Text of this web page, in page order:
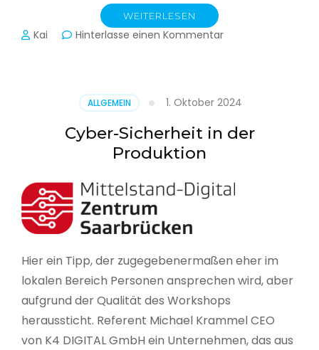
WEITERLESEN
Kai Hinterlasse einen Kommentarzu
seinen
Lagebericht
zur
in
Deutschland
ALLGEMEIN 1. Oktober 2024
Cyber-Sicherheit in der
Produktion
Hier ein Tipp, der zugegebenermaßen eher im
lokalen Bereich Personen ansprechen wird, aber
aufgrund der Qualität des Workshops
heraussticht. Referent Michael Krammel CEO
von K4 DIGITAL GmbH ein Unternehmen, das aus